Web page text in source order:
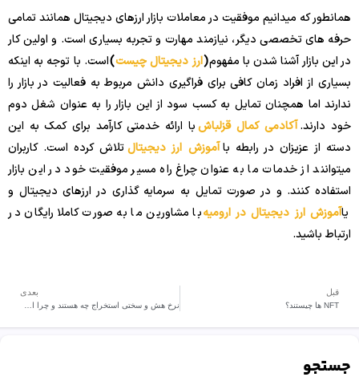
همانطور که میدانیم موفقیت در معاملات بازار ارزهای دیجیتال همانند تمامی
حرفه های تخصصی دیگر، نیازمند مهارت و تجربه بسیاری است. و اولین کار
در این بازار آشنا شدن با مفهوم(ارز دیجیتال چیست)است. با توجه به اینکه
بسیاری از افراد زمان کافی برای فراگیری دانش مربوط به فعالیت در بازار را
ندارند اما همچنان تمایل به کسب سود از این بازار را به عنوان شغل دوم
خود دارند.آکادمی کمال قزلباشبا ارائه خدمتی کارآمد برای کمک به این
دسته از عزیزان در رابطه باآموزش ارز دیجیتالتلاش کرده است. کاربران
میتوانند از خدمات ما به عنوان چراغ راه مسیر موفقیت خود در این بازار
استفاده کنند. و در صورت تمایل به سرمایه گذاری در ارزهای دیجیتال و
یاآموزش ارز دیجیتال در ارومیهبا مشاورین ما به صورت کاملا رایگان در
ارتباط باشید.
قبل
NFT ها چیستند؟
بعدی
جستجو